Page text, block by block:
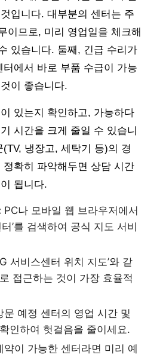
입니다. 대부분의 센터는 주
이므로, 미리 영업일을 체크해
있습니다. 둘째, 긴급 수리가
에서 바로 부품 수급이 가능
이 좋습니다.
있는지 확인하고, 가능하다
시간을 크게 줄일 수 있습니
냉장고, 세탁기 등)의 경
확히 파악해두면 상담 시간
됩니다.
PC나 모바일 웹 브라우저에서
’를 검색하여 공식 지도 서비
서비스센터 위치 지도’와 같
접근하는 것이 가장 효율적
문 예정 센터의 영업 시간 및
인하여 헛걸음을 줄이세요.
약이 가능한 센터라면 미리 예